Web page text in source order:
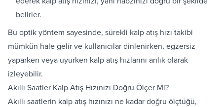
belirler.
Bu optik yöntem sayesinde, sürekli kalp atış hızı takibi
mümkün hale gelir ve kullanıcılar dinlenirken, egzersiz
yaparken veya uyurken kalp atış hızlarını anlık olarak
izleyebilir.
Akıllı Saatler Kalp Atış Hızınızı Doğru Ölçer Mi?
Akıllı saatlerin kalp atış hızınızı ne kadar doğru ölçtüğü,